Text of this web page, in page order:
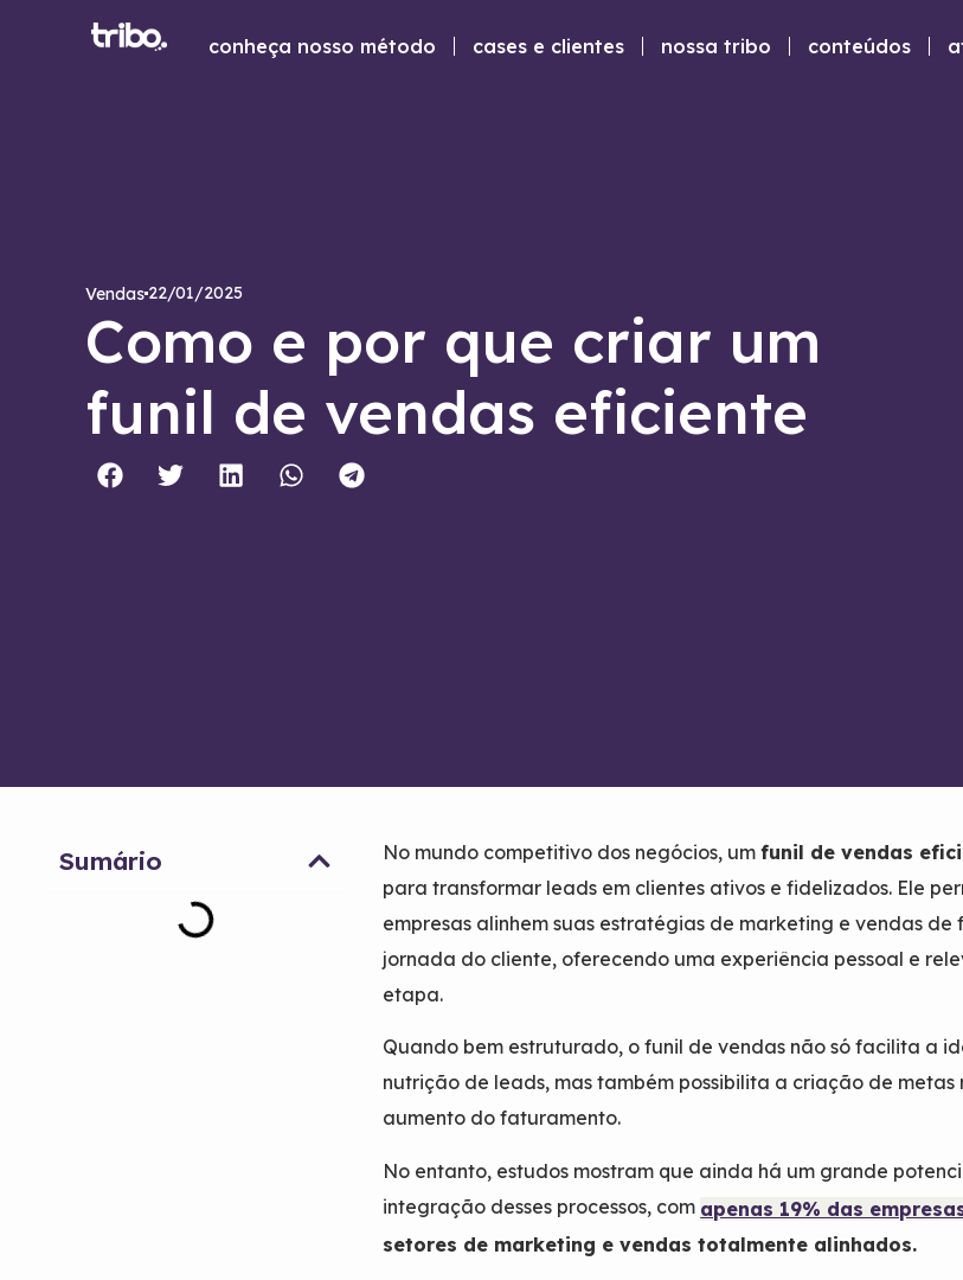
conheça nosso método cases e clientes nossa tribo conteúdos
Vendas 22/01/2025
Como e por que criar um
funil de vendas eficiente
Sumário No mundo competitivo dos negócios, umfunil de vendas
para transformar leads em clientes ativos e fidelizados. Ele
empresas alinhem suas estratégias de marketing e vendas
jornada do cliente, oferecendo uma experiência pessoal e
etapa.
Quando bem estruturado, o funil de vendas não só facilita a
nutrição de leads, mas também possibilita a criação de metas
aumento do faturamento.
No entanto, estudos mostram que ainda há um grande
integração desses processos, com apenas 19% das
setores de marketing e vendas totalmente alinhados.